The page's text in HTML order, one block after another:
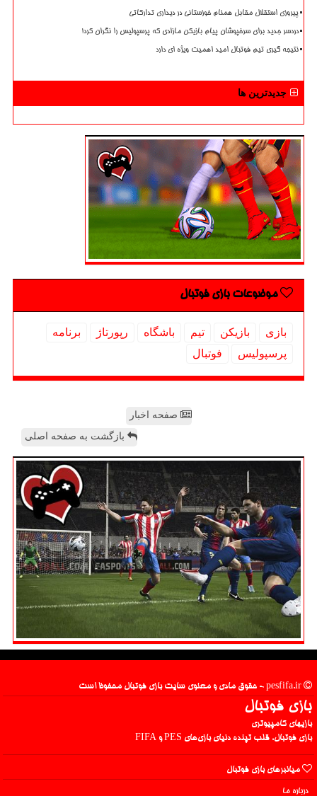
پیروزی استقلال مقابل همنام خوزستانی در دیداری تدارکاتی
دردسر جدید برای سرخپوشان پیام بازیکن مازادی که پرسپولیس را نگران کرد!
نتیجه گیری تیم فوتبال امید اهمیت ویژه ای دارد
جدیدترین ها
موضوعات بازی فوتبال
بازی بازیكن تیم باشگاه رپورتاژ
برنامه
پرسپولیس
فوتبال
صفحه اخبار
بازگشت به صفحه اصلی
بازی فوتبال
بازیهای کامپیوتری
بازی فوتبال، قلب تپنده دنیای بازی‌های PES و FIFA
میانبرهای بازی فوتبال
درباره ما